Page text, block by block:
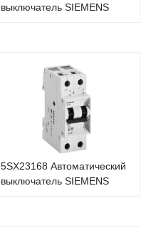
выключатель SIEMENS
5SX23168 Автоматический
выключатель SIEMENS